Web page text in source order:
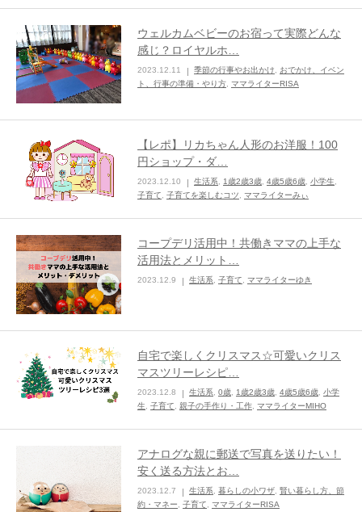
ウェルカムベビーのお宿って実際どんな
感じ？ロイヤルホ…
2023.12.11 季節の行事やお出かけ
おでかけ、イベン
ト、行事の準備・やり方 ママライターRISA
【レポ】リカちゃん人形のお洋服！100
円ショップ・ダ…
2023.12.10 生活系 1歳2歳3歳 4歳5歳6歳 小学生
子育て
子育てを楽しむコツ ママライターみぃ
コープデリ活用中！共働きママの上手な
活用法とメリット…
2023.12.9 生活系 子育て ママライターゆき
自宅で楽しくクリスマス☆可愛いクリス
マスツリーレシピ…
2023.12.8 生活系 0歳 1歳2歳3歳 4歳5歳6歳 小学
生
子育て 親子の手作り・工作 ママライターMIHO
アナログな親に郵送で写真を送りたい！
安く送る方法とお…
2023.12.7 生活系 暮らしの小ワザ 賢い暮らし方、節
約・マネー
子育て ママライターRISA